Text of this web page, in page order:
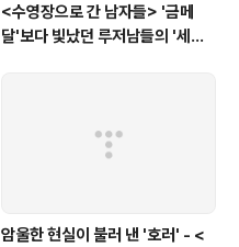
<수영장으로 간 남자들> '금메
달'보다 빛났던 루저남들의 '세라
암울한 현실이 불러 낸 '호러' - <